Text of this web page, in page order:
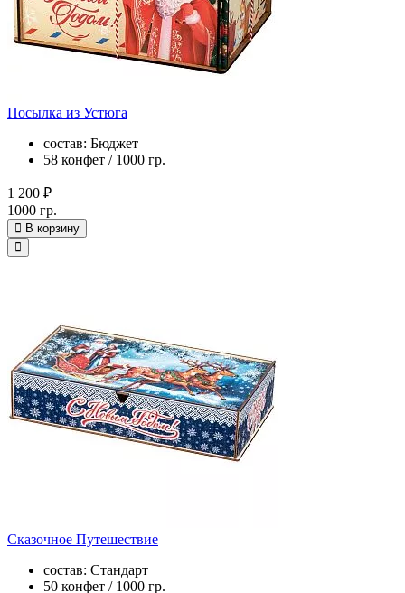
Посылка из Устюга
состав: Бюджет
58 конфет / 1000 гр.
1 200 ₽
1000 гр.
В корзину
Сказочное Путешествие
состав: Стандарт
50 конфет / 1000 гр.